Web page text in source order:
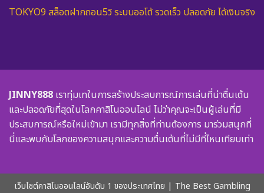
TOKYO9 สล็อตฝากถอน5วิ ระบบออโต้ รวดเร็ว ปลอดภัย ได้เงินจริง
JINNY888 เราทุ่มเทในการสร้างประสบการณ์การเล่นที่น่าตื่นเต้น
และปลอดภัยที่สุดในโลกคาสิโนออนไลน์ ไม่ว่าคุณจะเป็นผู้เล่นที่มี
ประสบการณ์หรือใหม่เข้ามา เรามีทุกสิ่งที่ท่านต้องการ มาร่วมสนุกที่
นี่และพบกับโลกของความสนุกและความตื่นเต้นที่ไม่มีที่ไหนเทียบเท่า
เว็บไซต์คาสิโนออนไลน์อันดับ 1 ของประเทศไทย | The Best Gambling